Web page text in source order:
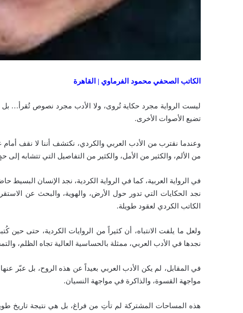
الكاتب الصحفي محمود الفرماوي | القاهرة
ليست الرواية مجرد حكاية تُروى، ولا الأدب مجرد نصوص تُقرأ…
تضيع الأصوات الأخرى.
وعندما نقترب من الأدب العربي والكردي، نكتشف أننا لا نقف أمام
من الألم، والكثير من الأمل، والكثير من التفاصيل التي تتشابه إلى
في الرواية العربية، كما في الرواية الكردية، نجد الإنسان البسيط
نجد الحكايات التي تدور حول الأرض، والهوية، والبحث عن
الكاتب الكردي لعقود طويلة.
ولعل ما يلفت الانتباه، أن كثيراً من الروايات الكردية، حتى
نجدها في الأدب العربي، ممثلة بالحساسية العالية تجاه الظلم،
في المقابل، لم يكن الأدب العربي بعيداً عن هذه الروح، بل عبّر
مواجهة القسوة، والذاكرة في مواجهة النسيان.
هذه المساحات المشتركة لم تأتِ من فراغ، بل هي نتيجة تاريخ